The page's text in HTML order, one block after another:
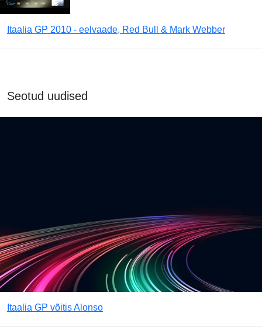
Itaalia GP 2010 - eelvaade, Red Bull & Mark Webber
Seotud uudised
Itaalia GP võitis Alonso